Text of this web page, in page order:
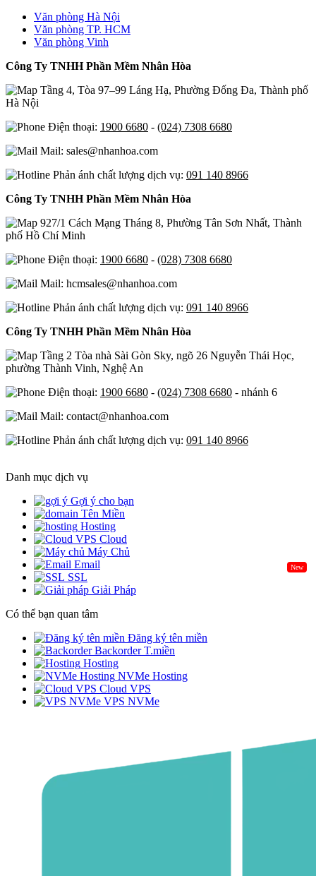
Văn phòng Hà Nội
Văn phòng TP. HCM
Văn phòng Vinh
Công Ty TNHH Phần Mềm Nhân Hòa
Tầng 4, Tòa 97–99 Láng Hạ, Phường Đống Đa, Thành phố
Hà Nội
Điện thoại: 1900 6680 - (024) 7308 6680
Mail: sales@nhanhoa.com
Phản ánh chất lượng dịch vụ: 091 140 8966
Công Ty TNHH Phần Mềm Nhân Hòa
927/1 Cách Mạng Tháng 8, Phường Tân Sơn Nhất, Thành
phố Hồ Chí Minh
Điện thoại: 1900 6680 - (028) 7308 6680
Mail: hcmsales@nhanhoa.com
Phản ánh chất lượng dịch vụ: 091 140 8966
Công Ty TNHH Phần Mềm Nhân Hòa
Tầng 2 Tòa nhà Sài Gòn Sky, ngõ 26 Nguyễn Thái Học,
phường Thành Vinh, Nghệ An
Điện thoại: 1900 6680 - (024) 7308 6680 - nhánh 6
Mail: contact@nhanhoa.com
Phản ánh chất lượng dịch vụ: 091 140 8966
Danh mục dịch vụ
Gợi ý cho bạn
Tên Miền
Hosting
Cloud
Máy Chủ
New
Email
SSL
Giải Pháp
Có thể bạn quan tâm
Đăng ký tên miền
Backorder T.miền
Hosting
NVMe Hosting
Cloud VPS
VPS NVMe